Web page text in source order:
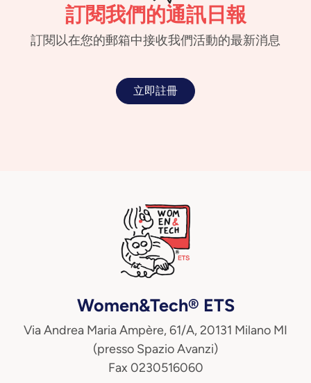
訂閱我們的通訊日報
訂閱以在您的郵箱中接收我們活動的最新消息
立即註冊
Women&Tech® ETS
Via Andrea Maria Ampère, 61/A, 20131 Milano MI
(presso Spazio Avanzi)
Fax 0230516060